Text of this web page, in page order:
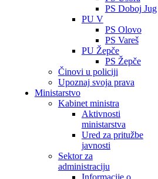
PS Doboj Jug
PU V
PS Olovo
PS Vareš
PU Žepče
PS Žepče
Činovi u policiji
Upoznaj svoja prava
Ministarstvo
Kabinet ministra
Aktivnosti
ministarstva
Ured za pritužbe
javnosti
Sektor za
administraciju
Informacije o